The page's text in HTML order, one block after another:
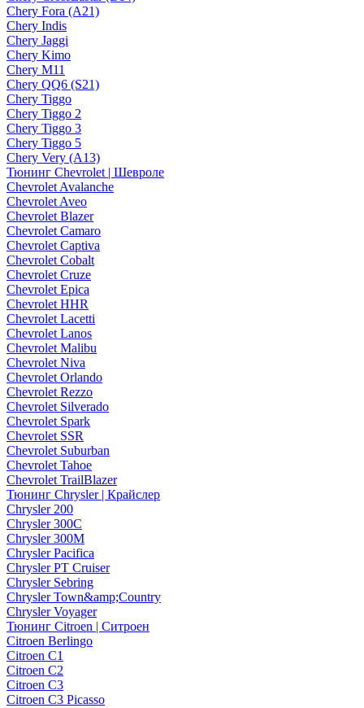
Chery Fora (A21)
Chery Indis
Chery Jaggi
Chery Kimo
Chery M11
Chery QQ6 (S21)
Chery Tiggo
Chery Tiggo 2
Chery Tiggo 3
Chery Tiggo 5
Chery Very (A13)
Тюнинг Chevrolet | Шевроле
Chevrolet Avalanche
Chevrolet Aveo
Chevrolet Blazer
Chevrolet Camaro
Chevrolet Captiva
Chevrolet Cobalt
Chevrolet Cruze
Chevrolet Epica
Chevrolet HHR
Chevrolet Lacetti
Chevrolet Lanos
Chevrolet Malibu
Chevrolet Niva
Chevrolet Orlando
Chevrolet Rezzo
Chevrolet Silverado
Chevrolet Spark
Chevrolet SSR
Chevrolet Suburban
Chevrolet Tahoe
Chevrolet TrailBlazer
Тюнинг Chrysler | Крайслер
Chrysler 200
Chrysler 300C
Chrysler 300M
Chrysler Pacifica
Chrysler PT Cruiser
Chrysler Sebring
Chrysler Town&amp;Country
Chrysler Voyager
Тюнинг Citroen | Ситроен
Citroen Berlingo
Citroen C1
Citroen C2
Citroen C3
Citroen C3 Picasso